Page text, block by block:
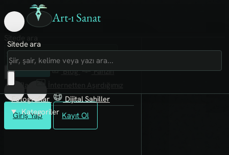
Art-ı Sanat
Giriş Yap Kayıt Ol
Sitede ara
Art-ı Sosyal
İmece
Kütüphane
Blog
Fanzin
Rafları
Fotoğraflar
Dijital Sahiller
Kategoriler